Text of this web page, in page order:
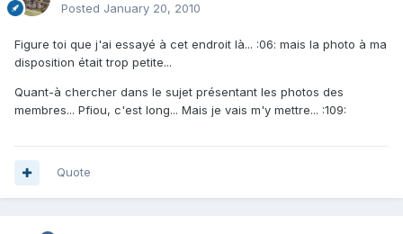
Posted January 20, 2010
Figure toi que j'ai essayé à cet endroit là... :06: mais la photo à ma
disposition était trop petite...
Quant-à chercher dans le sujet présentant les photos des
membres... Pfiou, c'est long... Mais je vais m'y mettre... :109:
Quote